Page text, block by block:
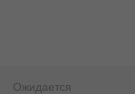
Ожидается